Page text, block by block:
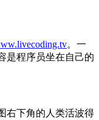
。一
是程序员坐在自己的
右下角的人类活波得